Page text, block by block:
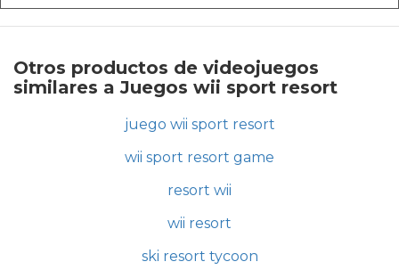
Otros productos de videojuegos
similares a Juegos wii sport resort
juego wii sport resort
wii sport resort game
resort wii
wii resort
ski resort tycoon